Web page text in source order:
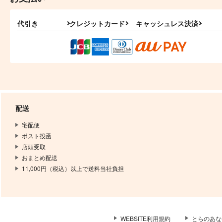
代引き クレジットカード キャッシュレス決済
配送
宅配便
ポスト投函
店頭受取
おまとめ配送
11,000円（税込）以上で送料当社負担
WEBSITE利用規約
とらのあ